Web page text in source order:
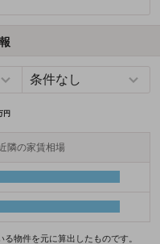
円
隣の家賃相場
物件を元に算出したものです。